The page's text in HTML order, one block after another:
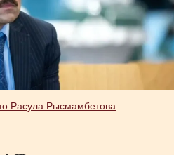
Расула Рысмамбетова